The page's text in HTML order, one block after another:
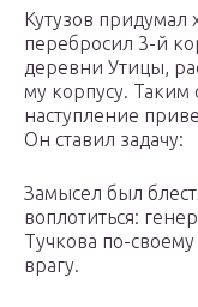
Кутузов придумал
перебросил 3-й
деревни Утицы,
му корпусу.
наступление
Он ставил задачу:
Замысел был
воплотиться:
Тучкова по-
врагу.